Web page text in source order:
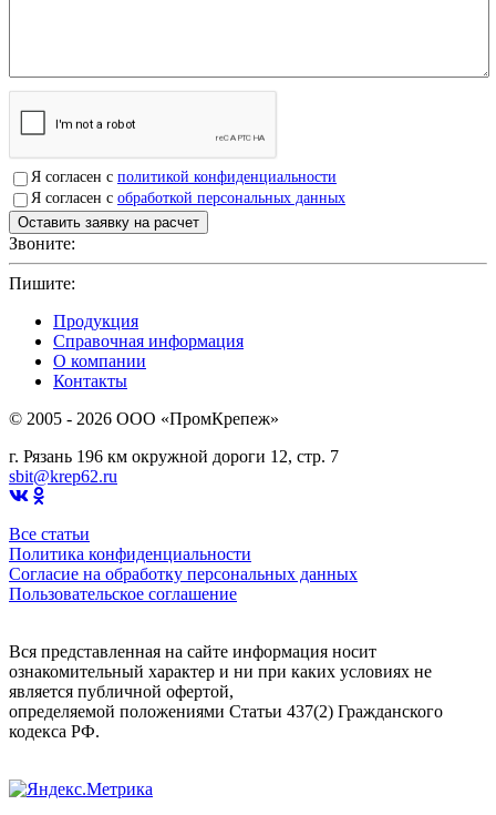
Я согласен с политикой конфиденциальности
Я согласен с обработкой персональных данных
Звоните:
Пишите:
Продукция
Справочная информация
О компании
Контакты
© 2005 - 2026 OOO «ПромКрепеж»
г. Рязань 196 км окружной дороги 12, стр. 7
sbit@krep62.ru
Все статьи
Политика конфиденциальности
Согласие на обработку персональных данных
Пользовательское соглашение
Вся представленная на сайте информация носит
ознакомительный характер и ни при каких условиях не
является публичной офертой,
определяемой положениями Статьи 437(2) Гражданского
кодекса РФ.